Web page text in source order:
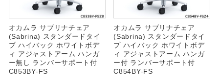
オカムラ サブリナチェア
(Sabrina) スタンダードタイ
プ ハイバック ホワイトボデ
ィ アジャストアーム ハンガ
ー無し ランバーサポート付
C853BY-FS
オカムラ サブリナチェア
(Sabrina) スタンダードタイ
プ ハイバック ホワイトボデ
ィ アジャストアーム ハンガ
ー付 ランバーサポート付
C854BY-FS